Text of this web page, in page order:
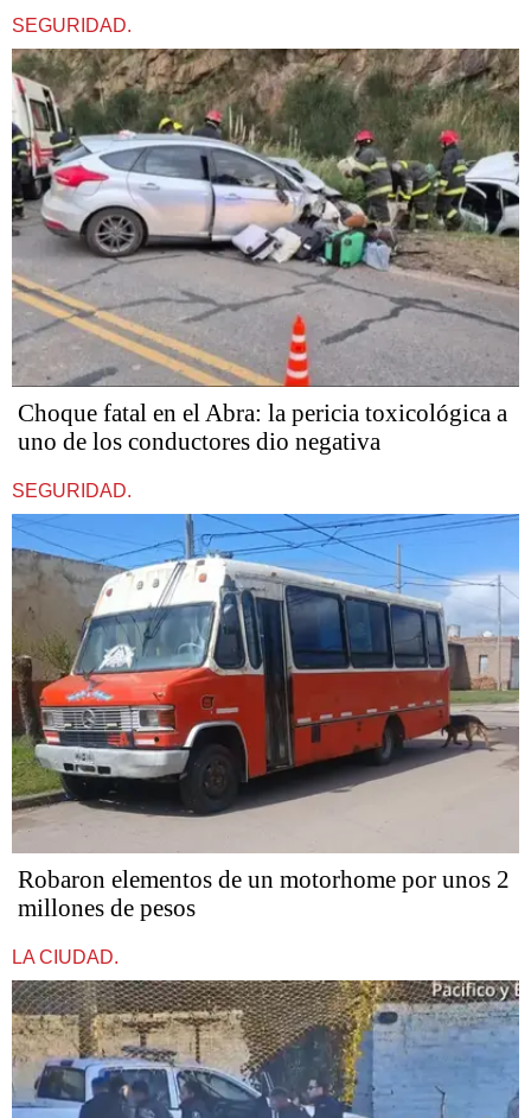
SEGURIDAD.
Choque fatal en el Abra: la pericia toxicológica a
uno de los conductores dio negativa
SEGURIDAD.
Robaron elementos de un motorhome por unos 2
millones de pesos
LA CIUDAD.